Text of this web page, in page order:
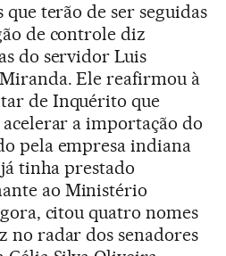
que terão de ser seguidas
de controle diz
do servidor Luis
Ele reafirmou à
de Inquérito que
a importação do
pela empresa indiana
tinha prestado
ao Ministério
citou quatro nomes
no radar dos senadores